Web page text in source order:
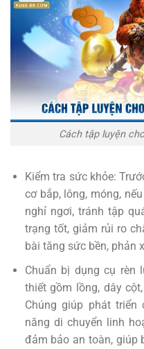
Cách tập luyện
Kiểm tra sức khỏe:
cơ bắp, lông, móng,
nghỉ ngơi, tránh tập
trạng tốt, giảm rủi ro
bài tăng sức bền, phản
Chuẩn bị dụng cụ rèn
thiết gồm lồng, dây
Chúng giúp phát
năng di chuyển linh
đảm bảo an toàn, giúp